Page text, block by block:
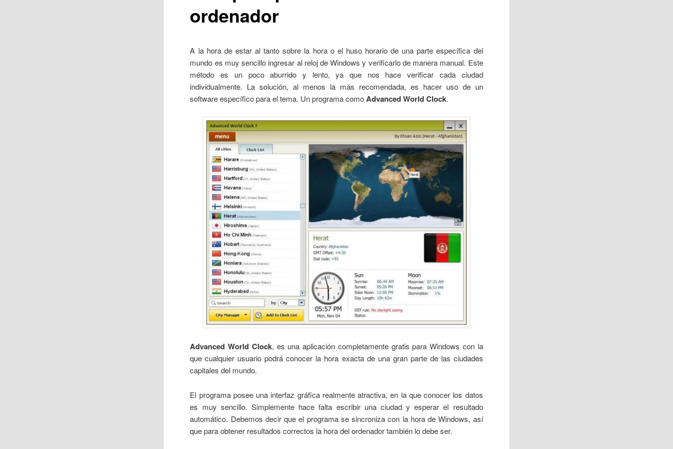
ordenador
A la hora de estar al tanto sobre la hora o el huso horario de una parte específica del
mundo es muy sencillo ingresar al reloj de Windows y verificarlo de manera manual. Este
método es un poco aburrido y lento, ya que nos hace verificar cada ciudad
individualmente. La solución, al menos la más recomendada, es hacer uso de un
software específico para el tema. Un programa como Advanced World Clock.
Advanced World Clock, es una aplicación completamente gratis para Windows con la
que cualquier usuario podrá conocer la hora exacta de una gran parte de las ciudades
capitales del mundo.
El programa posee una interfaz gráfica realmente atractiva, en la que conocer los datos
es muy sencillo. Simplemente hace falta escribir una ciudad y esperar el resultado
automático. Debemos decir que el programa se sincroniza con la hora de Windows, así
que para obtener resultados correctos la hora del ordenador también lo debe ser.